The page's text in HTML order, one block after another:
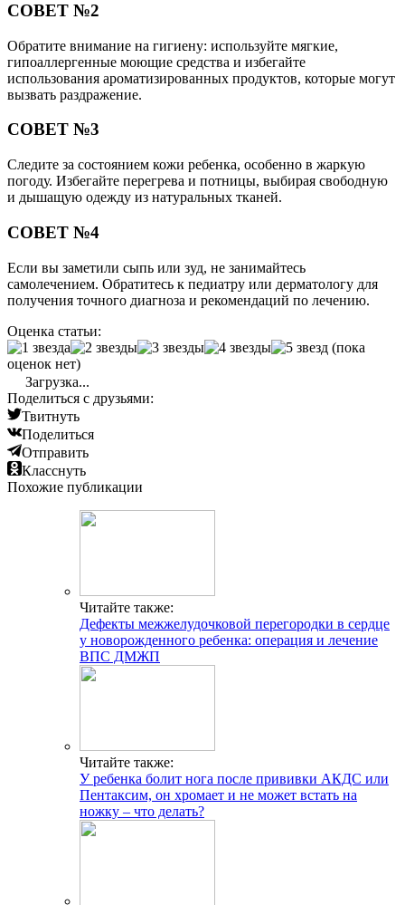
СОВЕТ №2
Обратите внимание на гигиену: используйте мягкие,
гипоаллергенные моющие средства и избегайте
использования ароматизированных продуктов, которые могут
вызвать раздражение.
СОВЕТ №3
Следите за состоянием кожи ребенка, особенно в жаркую
погоду. Избегайте перегрева и потницы, выбирая свободную
и дышащую одежду из натуральных тканей.
СОВЕТ №4
Если вы заметили сыпь или зуд, не занимайтесь
самолечением. Обратитесь к педиатру или дерматологу для
получения точного диагноза и рекомендаций по лечению.
Оценка статьи:
(пока
оценок нет)
Загрузка...
Поделиться с друзьями:
Твитнуть
Поделиться
Отправить
Класснуть
Похожие публикации
Читайте также:
Дефекты межжелудочковой перегородки в сердце
у новорожденного ребенка: операция и лечение
ВПС ДМЖП
Читайте также:
У ребенка болит нога после прививки АКДС или
Пентаксим, он хромает и не может встать на
ножку – что делать?